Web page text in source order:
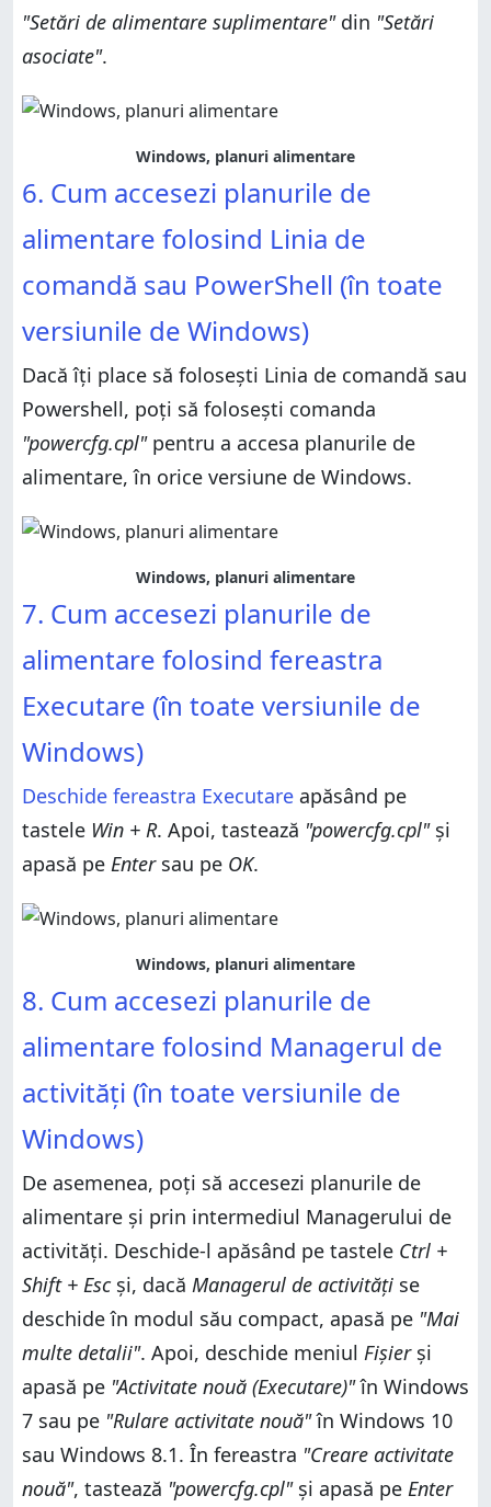
"Setări de alimentare suplimentare"din "Setări
asociate".
Windows, planuri alimentare
6. Cum accesezi planurile de
alimentare folosind Linia de
comandă sau PowerShell (în toate
versiunile de Windows)
Dacă îți place să folosești Linia de comandă sau
Powershell, poți să folosești comanda
"powercfg.cpl"pentru a accesa planurile de
alimentare, în orice versiune de Windows.
Windows, planuri alimentare
7. Cum accesezi planurile de
alimentare folosind fereastra
Executare (în toate versiunile de
Windows)
Deschide fereastra Executare apăsând pe
tastele Win + R. Apoi, tastează "powercfg.cpl"și
apasă pe Entersau pe OK.
Windows, planuri alimentare
8. Cum accesezi planurile de
alimentare folosind Managerul de
activități (în toate versiunile de
Windows)
De asemenea, poți să accesezi planurile de
alimentare și prin intermediul Managerului de
activități. Deschide-l apăsând pe tastele Ctrl +
Shift + Escși, dacă Managerul de activități se
deschide în modul său compact, apasă pe "Mai
multe detalii". Apoi, deschide meniul Fișierși
apasă pe "Activitate nouă (Executare)"în Windows
7 sau pe "Rulare activitate nouă"în Windows 10
sau Windows 8.1. În fereastra "Creare activitate
nouă", tastează "powercfg.cpl"și apasă pe Enter